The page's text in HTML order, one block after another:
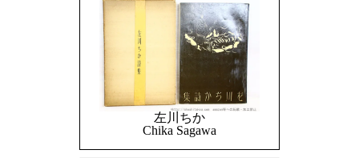
左川ちか
Chika Sagawa